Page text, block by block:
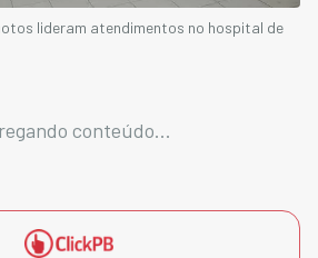
lideram atendimentos no hospital de
conteúdo...